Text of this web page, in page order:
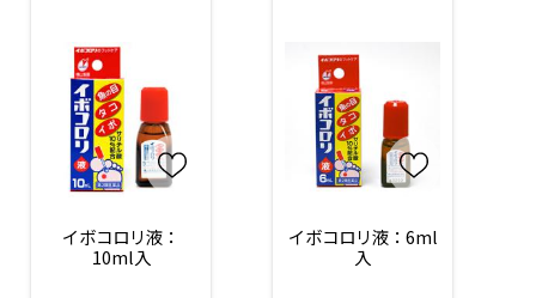
イボコロリ液：
10ml入
イボコロリ液：6ml
入